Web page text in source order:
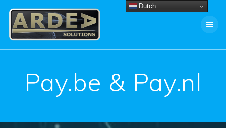
naar
Pay.be & Pay.nl
Dutch